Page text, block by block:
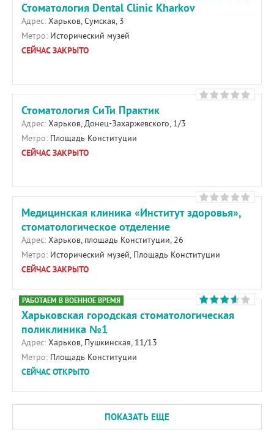
Стоматология Dental Clinic Kharkov
Адрес: Харьков, Сумская, 3
Метро: Исторический музей
СЕЙЧАС ЗАКРЫТО
Стоматология СиТи Практик
Адрес: Харьков, Донец-Захаржевского, 1/3
Метро: Площадь Конституции
СЕЙЧАС ЗАКРЫТО
Медицинская клиника «Институт здоровья»,
стоматологическое отделение
Адрес: Харьков, площадь Конституции, 26
Метро: Исторический музей, Площадь Конституции
СЕЙЧАС ЗАКРЫТО
Харьковская городская стоматологическая
поликлиника №1
Адрес: Харьков, Пушкинская, 11/13
Метро: Площадь Конституции
СЕЙЧАС ОТКРЫТО
РАБОТАЕМ В ВОЕННОЕ ВРЕМЯ
ПОКАЗАТЬ ЕЩЕ